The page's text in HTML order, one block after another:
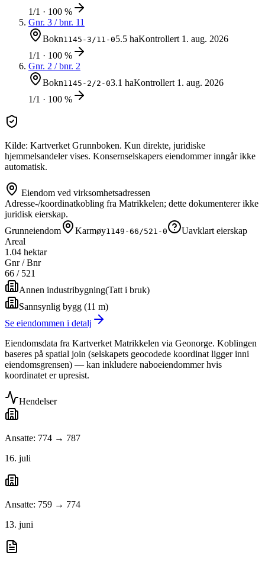
1/1 · 100 %
Gnr. 3 / bnr. 11
Bokn1145-3/11-05.5 haKontrollert 1. aug. 2026
1/1 · 100 %
Gnr. 2 / bnr. 2
Bokn1145-2/2-03.1 haKontrollert 1. aug. 2026
1/1 · 100 %
Kilde: Kartverket Grunnboken. Kun direkte, juridiske
hjemmelsandeler vises. Konsernselskapers eiendommer inngår ikke
automatisk.
Eiendom ved virksomhetsadressen
Adresse-/koordinatkobling fra Matrikkelen; dette dokumenterer ikke
juridisk eierskap.
Grunneiendom
Karmøy1149-66/521-0
Uavklart eierskap
Areal
1.04 hektar
Gnr / Bnr
66 / 521
Annen industribygning(Tatt i bruk)
Sannsynlig bygg (11 m)
Se eiendommen i detalj
Eiendomsdata fra Kartverket Matrikkelen via Geonorge. Koblingen
baseres på spatial join (selskapets geocodede koordinat ligger inni
eiendomsgrensen) — kan inkludere naboeiendommer hvis
koordinatet er upresist.
Hendelser
Ansatte: 774 → 787
16. juli
Ansatte: 759 → 774
13. juni